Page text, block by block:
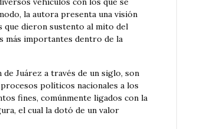
la autora presenta una visión
que dieron sustento al mito del
más importantes dentro de la
Juárez a través de un siglo, son
políticos nacionales a los
fines, comúnmente ligados con la
el cual la dotó de un valor